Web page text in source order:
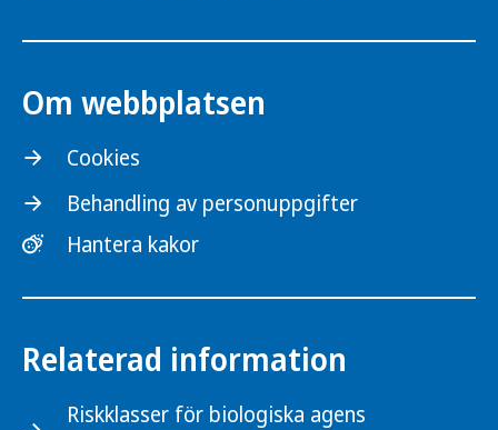
Om webbplatsen
Cookies
Behandling av personuppgifter
Hantera kakor
Relaterad information
Riskklasser för biologiska agens